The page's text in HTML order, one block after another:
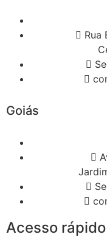
Rua
Goiás
Acesso rápido